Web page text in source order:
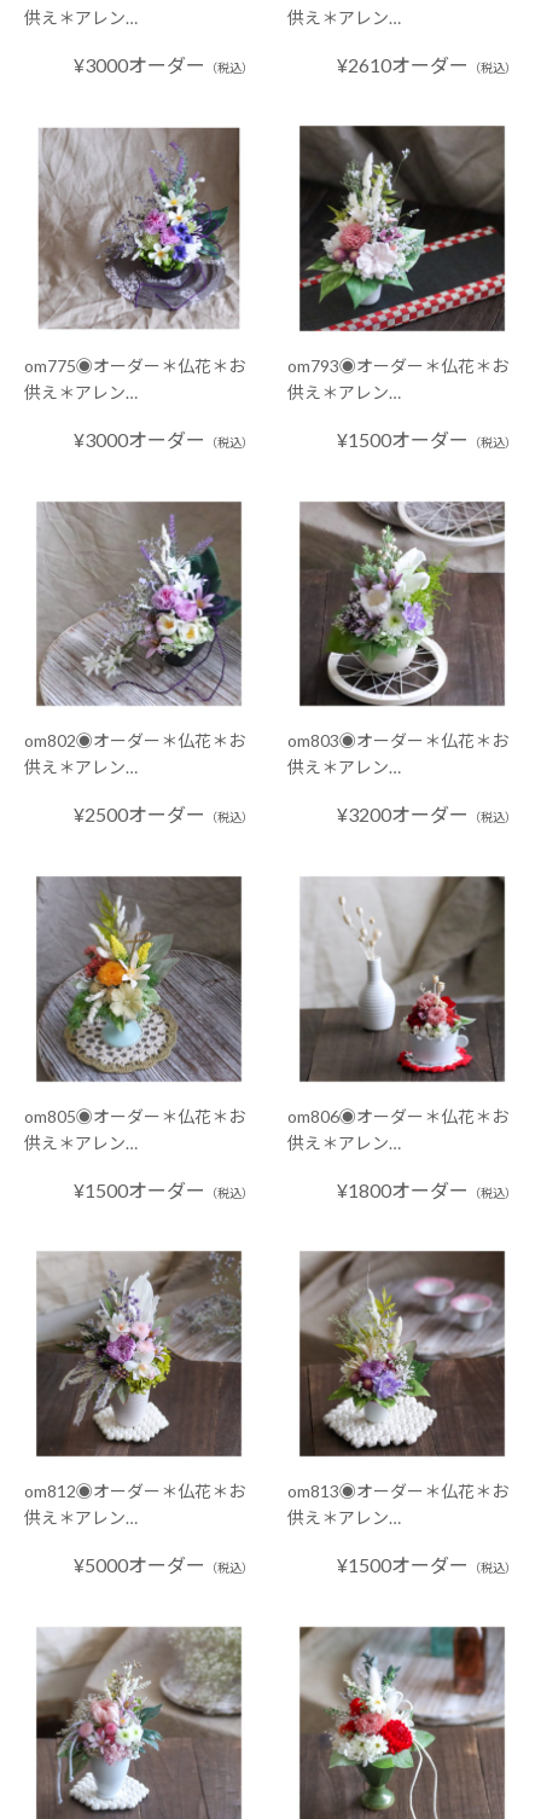
供え＊アレン…
¥3000オーダー （税込）
供え＊アレン…
¥2610オーダー （税込）
om775◉オーダー＊仏花＊お
供え＊アレン…
¥3000オーダー （税込）
om793◉オーダー＊仏花＊お
供え＊アレン…
¥1500オーダー （税込）
om802◉オーダー＊仏花＊お
供え＊アレン…
¥2500オーダー （税込）
om803◉オーダー＊仏花＊お
供え＊アレン…
¥3200オーダー （税込）
om805◉オーダー＊仏花＊お
供え＊アレン…
¥1500オーダー （税込）
om806◉オーダー＊仏花＊お
供え＊アレン…
¥1800オーダー （税込）
om812◉オーダー＊仏花＊お
供え＊アレン…
¥5000オーダー （税込）
om813◉オーダー＊仏花＊お
供え＊アレン…
¥1500オーダー （税込）